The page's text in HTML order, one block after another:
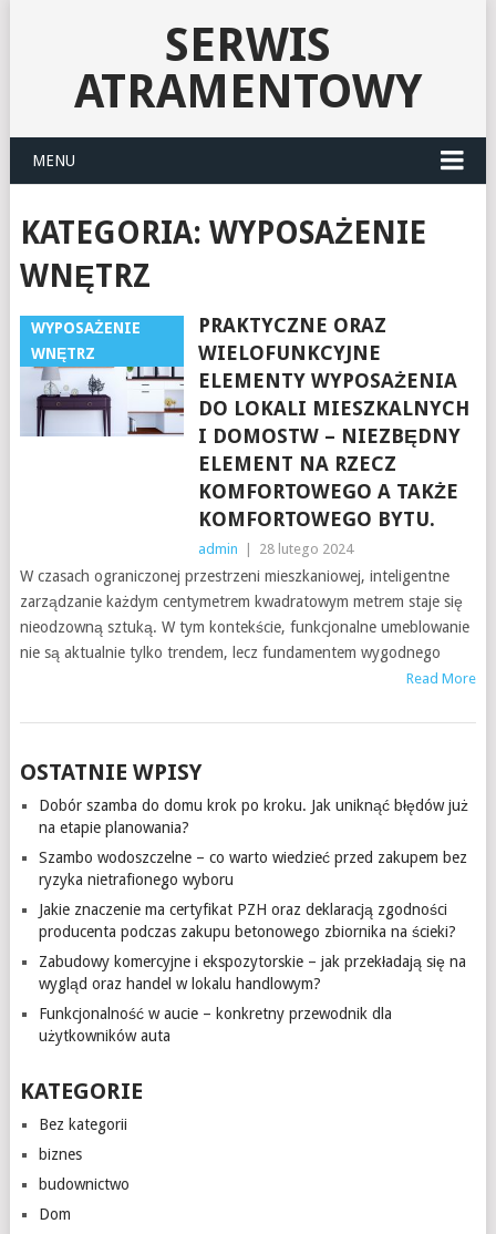
SERWIS
ATRAMENTOWY
MENU
KATEGORIA: WYPOSAŻENIE
WNĘTRZ
WYPOSAŻENIE
WNĘTRZ
PRAKTYCZNE ORAZ
WIELOFUNKCYJNE
ELEMENTY WYPOSAŻENIA
DO LOKALI MIESZKALNYCH
I DOMOSTW – NIEZBĘDNY
ELEMENT NA RZECZ
KOMFORTOWEGO A TAKŻE
KOMFORTOWEGO BYTU.
admin 28 lutego 2024
W czasach ograniczonej przestrzeni mieszkaniowej, inteligentne
zarządzanie każdym centymetrem kwadratowym metrem staje się
nieodzowną sztuką. W tym kontekście, funkcjonalne umeblowanie
nie są aktualnie tylko trendem, lecz fundamentem wygodnego
Read More
OSTATNIE WPISY
Dobór szamba do domu krok po kroku. Jak uniknąć błędów już
na etapie planowania?
Szambo wodoszczelne – co warto wiedzieć przed zakupem bez
ryzyka nietrafionego wyboru
Jakie znaczenie ma certyfikat PZH oraz deklaracją zgodności
producenta podczas zakupu betonowego zbiornika na ścieki?
Zabudowy komercyjne i ekspozytorskie – jak przekładają się na
wygląd oraz handel w lokalu handlowym?
Funkcjonalność w aucie – konkretny przewodnik dla
użytkowników auta
KATEGORIE
Bez kategorii
biznes
budownictwo
Dom